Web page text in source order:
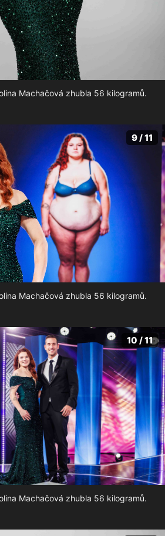
Machačová zhubla 56 kilogramů.
9 / 11
Machačová zhubla 56 kilogramů.
10 / 11
Machačová zhubla 56 kilogramů.